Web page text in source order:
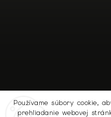
Používame súbory cookie,
prehliadanie webovej